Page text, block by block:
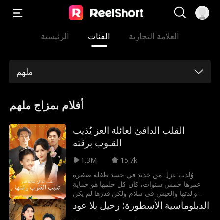
الرئيسية الفئات العلامة التجارية
ملهم
أفلام بمزاج ملهم
القلب الدافئ لعائلة العز يُذيب
القلوب برقته
1.3M
15.7k
وُلدت غزل من جديد في جسد طفلة صغيرة
عمرها خمس سنوات، كان كل حلمها هو حماية
والدتها والعيش في سلام ولكن قدرها لم يكن
عادياََ لكنها كانت تخطف القلوب بجمالها الطفولي
وبراءتها ومواهبها الخفية كالعزف على البيانو
الدبلوماسية الأسطورة: رحيل بلا عود